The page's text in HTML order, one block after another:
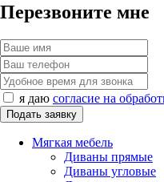
Перезвоните мне
я даю согласие на
Мягкая мебель
Диваны прямые
Диваны угловые